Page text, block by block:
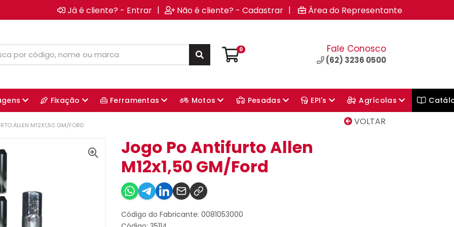
Já é cliente? - Entrar | Não é cliente? - Cadastrar | Área do Representante
0 Fale Conosco
(62) 3236 0500
Fixação Ferramentas Motos Pesadas EPI's Agrícolas
VOLTAR
ALLEN M12X1,50 GM/FORD
Jogo Po Antifurto Allen
M12x1,50 GM/Ford
Código do Fabricante: 0081053000